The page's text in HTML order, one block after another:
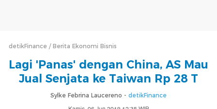
detikFinance Berita Ekonomi Bisnis
Lagi 'Panas' dengan China, AS Mau
Jual Senjata ke Taiwan Rp 28 T
Sylke Febrina Laucereno - detikFinance